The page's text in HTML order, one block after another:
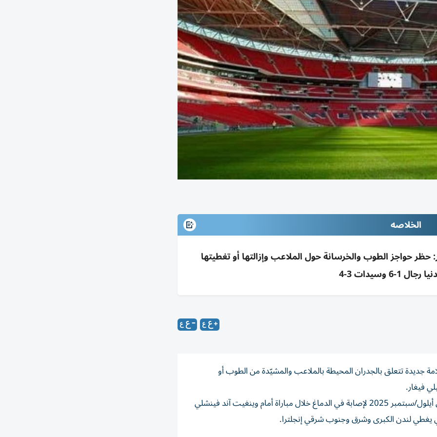
الخلاصه
حظر حواجز الطوب والخرسانة حول الملاعب وإزالتها أو تغطيتها
1-6 وسيدات 3-4
جديدة تتعلق بالجدران المحيطة بالملاعب والمشيّدة من الطوب أو
فيغار.
وتوفي مهاجم تشيتشستر سيتي عن 21 عاماً بعد تعرضه في أيلول/سبتمبر 2025 لإصابة في الدماغ خلال مباراة أمام وينغيت آند فينشلي
لندن الكبرى وشرق وجنوب شرقي إنجلترا.